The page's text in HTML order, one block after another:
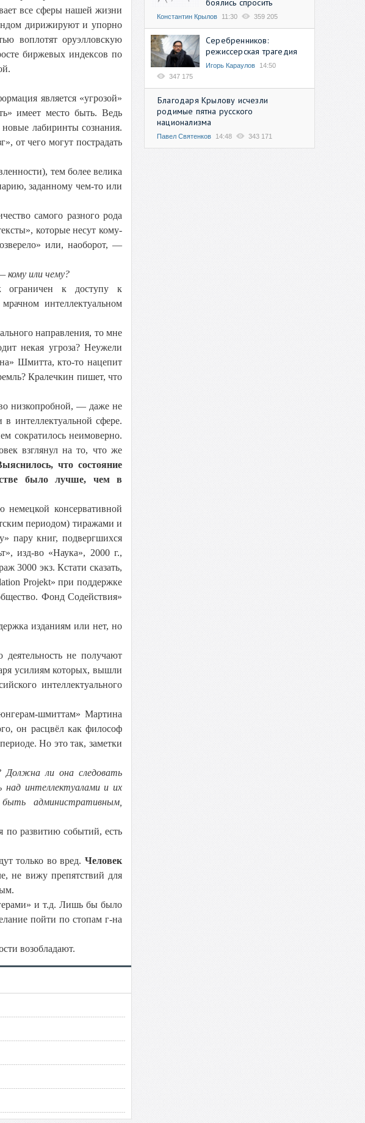
все сферы нашей жизни
дирижируют и упорно
воплотят оруэлловскую
биржевых индексов по
является «угрозой»
имеет место быть. Ведь
лабиринты сознания.
от чего могут пострадать
тем более велика
заданному чем-то или
самого разного рода
которые несут кому-
или, наоборот, —
кому или чему?
ограничен к доступу к
интеллектуальном
направления, то мне
некая угроза? Неужели
Шмитта, кто-то нацепит
Кралечкин пишет, что
низкопробной, — даже не
интеллектуальной сфере.
сократилось неимоверно.
взглянул на то, что же
что состояние
было лучше, чем в
консервативной
периодом) тиражами и
пару книг, подвергшихся
изд-во «Наука», 2000 г.,
3000 экз. Кстати сказать,
Projekt» при поддержке
Фонд Содействия»
изданиям или нет, но
не получают
усилиям которых, вышли
интеллектуального
шмиттам» Мартина
он расцвёл как философ
Но это так, заметки
Должна ли она следовать
над интеллектуалами и их
административным,
по развитию событий, есть
только во вред. Человек
не вижу препятствий для
и т.д. Лишь бы было
пойти по стопам г-на
возобладают.
Константин Крылов 11:30 359 205
Серебренников:
режиссерская трагедия
Игорь Караулов
14:50
347 175
Благодаря Крылову исчезли
родимые пятна русского
национализма
Павел Святенков 14:48 343 171